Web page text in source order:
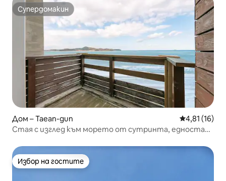
Супердомакин
Супердомакин
Дом – Taean-gun Средна
4,81 (16)
Стая с изглед към морето от сутринта, едностаен
Избор на гостите
Избор на гостите